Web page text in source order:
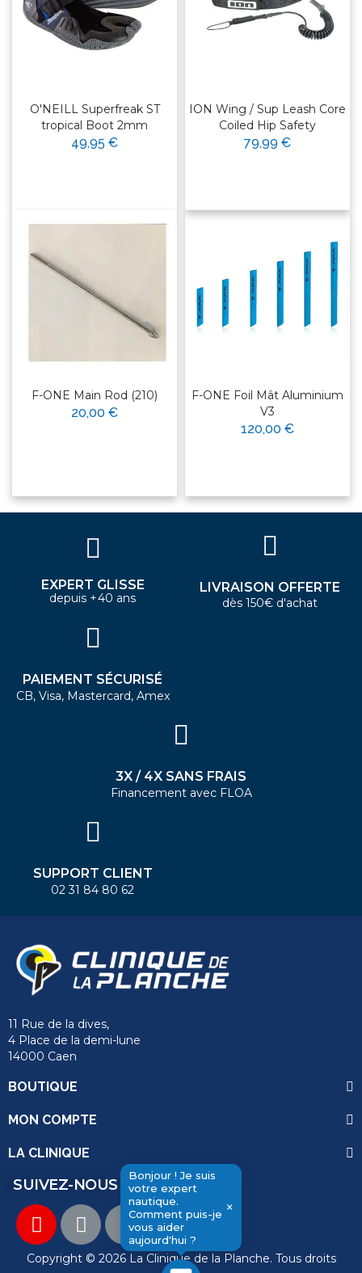
O'NEILL Superfreak ST
tropical Boot 2mm
49,95 €
ION Wing / Sup Leash Core
Coiled Hip Safety
79,99 €
F-ONE Main Rod (210)
20,00 €
F-ONE Foil Mât Aluminium
V3
120,00 €
Bonjour ! Je suis
votre expert
nautique.
Comment puis-je
vous aider
aujourd'hui ?
×
EXPERT GLISSE
depuis +40 ans
LIVRAISON OFFERTE
dès 150€ d'achat
PAIEMENT SÉCURISÉ
CB, Visa, Mastercard, Amex
3X / 4X SANS FRAIS
Financement avec FLOA
SUPPORT CLIENT
02 31 84 80 62
11 Rue de la dives,
4 Place de la demi-lune
14000 Caen
BOUTIQUE
MON COMPTE
LA CLINIQUE
SUIVEZ-NOUS
Copyright © 2026 La Clinique de la Planche. Tous droits